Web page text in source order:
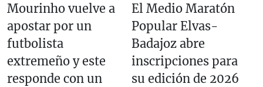
Mourinho vuelve a
apostar por un
futbolista
extremeño y este
responde con un
El Medio Maratón
Popular Elvas-
Badajoz abre
inscripciones para
su edición de 2026